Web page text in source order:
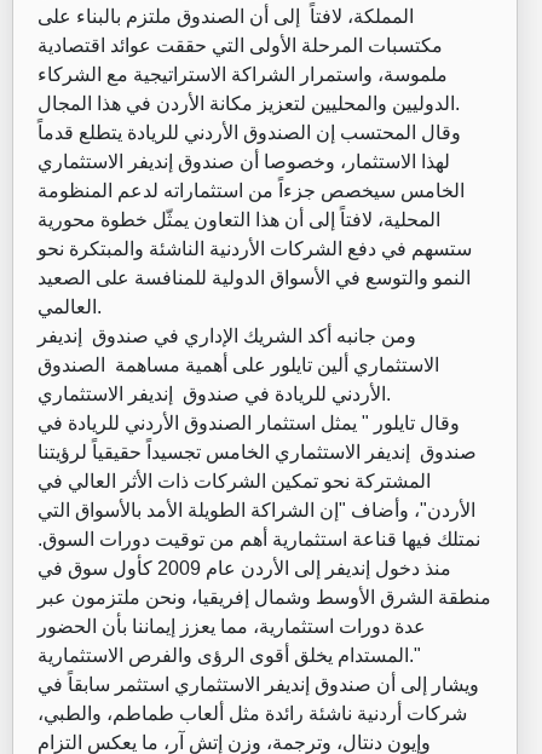
المملكة، لافتاً إلى أن الصندوق ملتزم بالبناء على
مكتسبات المرحلة الأولى التي حققت عوائد اقتصادية
ملموسة، واستمرار الشراكة الاستراتيجية مع الشركاء
الدوليين والمحليين لتعزيز مكانة الأردن في هذا المجال.
وقال المحتسب إن الصندوق الأردني للريادة يتطلع قدماً
لهذا الاستثمار، وخصوصا أن صندوق إنديفر الاستثماري
الخامس سيخصص جزءاً من استثماراته لدعم المنظومة
المحلية، لافتاً إلى أن هذا التعاون يمثّل خطوة محورية
ستسهم في دفع الشركات الأردنية الناشئة والمبتكرة نحو
النمو والتوسع في الأسواق الدولية للمنافسة على الصعيد
العالمي.
ومن جانبه أكد الشريك الإداري في صندوق إنديفر
الاستثماري ألين تايلور على أهمية مساهمة الصندوق
الأردني للريادة في صندوق إنديفر الاستثماري.
وقال تايلور " يمثل استثمار الصندوق الأردني للريادة في
صندوق إنديفر الاستثماري الخامس تجسيداً حقيقياً لرؤيتنا
المشتركة نحو تمكين الشركات ذات الأثر العالي في
الأردن"، وأضاف "إن الشراكة الطويلة الأمد بالأسواق التي
نمتلك فيها قناعة استثمارية أهم من توقيت دورات السوق.
منذ دخول إنديفر إلى الأردن عام 2009 كأول سوق في
منطقة الشرق الأوسط وشمال إفريقيا، ونحن ملتزمون عبر
عدة دورات استثمارية، مما يعزز إيماننا بأن الحضور
المستدام يخلق أقوى الرؤى والفرص الاستثمارية."
ويشار إلى أن صندوق إنديفر الاستثماري استثمر سابقاً في
شركات أردنية ناشئة رائدة مثل ألعاب طماطم، والطبي،
وإيون دنتال، وترجمة، وزن إتش آر، ما يعكس التزام